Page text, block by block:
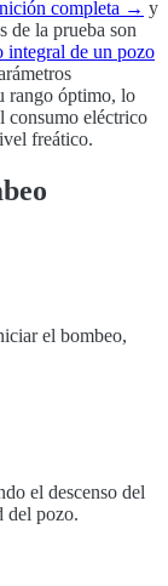
completa → y
de la prueba son
integral de un pozo
rango óptimo, lo
consumo eléctrico
freático.
el bombeo,
el descenso del
del pozo.